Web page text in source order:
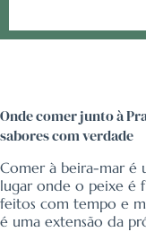
Onde comer junto à
sabores com verdade
Comer à beira-mar é
lugar onde o peixe é
feitos com tempo e
é uma extensão da